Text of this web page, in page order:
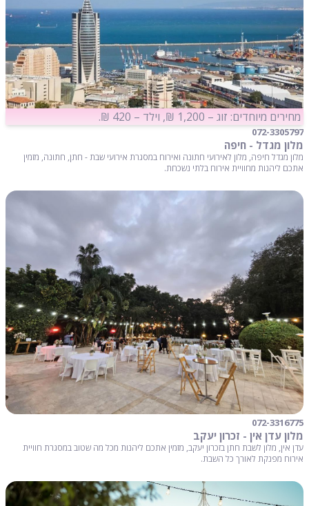
מחירים מיוחדים: זוג – 1,200 ₪, וילד – 420 ₪.
072-3305797
מלון מגדל - חיפה
מלון מגדל חיפה, מלון לאירועי חתונה ואירוח במסגרת אירועי שבת - חתן, חתונה, מזמין
אתכם ליהנות מחוויית אירוח בלתי נשכחת.
072-3316775
מלון עדן אין - זכרון יעקב
עדן אין, מלון לשבת חתן בזכרון יעקב, מזמין אתכם ליהנות מכל מה שטוב במסגרת חוויית
אירוח מפנקת לאורך כל השבת.